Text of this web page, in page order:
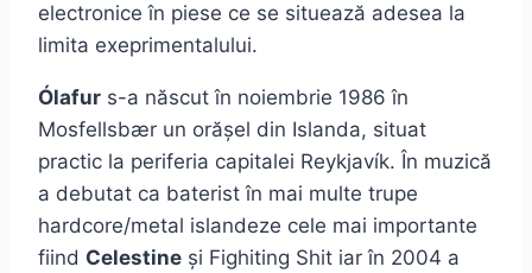
electronice în piese ce se situează adesea la
limita exeprimentalului.
Ólafur s-a născut în noiembrie 1986 în
Mosfellsbær un orășel din Islanda, situat
practic la periferia capitalei Reykjavík. În muzică
a debutat ca baterist în mai multe trupe
hardcore/metal islandeze cele mai importante
fiind Celestine și Fighiting Shit iar în 2004 a